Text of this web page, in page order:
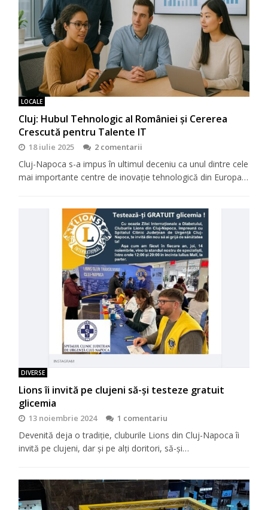
LOCALE
Cluj: Hubul Tehnologic al României și Cererea
Crescută pentru Talente IT
18 iulie 2025 2 comentarii
Cluj-Napoca s-a impus în ultimul deceniu ca unul dintre cele
mai importante centre de inovație tehnologică din Europa…
DIVERSE
Lions îi invită pe clujeni să-şi testeze gratuit
glicemia
13 noiembrie 2024 1 comentariu
Devenită deja o tradiţie, cluburile Lions din Cluj-Napoca îi
invită pe clujeni, dar şi pe alţi doritori, să-şi…